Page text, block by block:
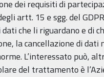
dei requisiti di
artt. 15 e sgg. del
che li riguardano e di
la cancellazione di
L’interessato può,
del trattamento è